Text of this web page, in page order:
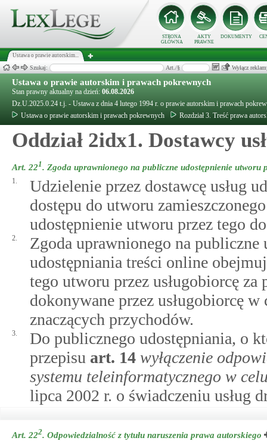
STRONA
GŁÓWNA
AKTY
PRAWNE
DOKUMENTY
Ustawa o prawie autorskim...
Szukaj: Art./§ Wyłącz
Ustawa o prawie autorskim i prawach pokrewnych
Stan prawny aktualny na dzień: 06.08.2026
Dz.U.2025.0.24 t.j. - Ustawa z dnia 4 lutego 1994 r. o prawie autorskim i prawach
Ustawa o prawie autorskim i prawach pokrewnych
Rozdział 3. Treść prawa
Oddział 2idx1. Dostawcy
Art. 221. Zgoda uprawnionego na publiczne udostępnienie utworu
1.
Udzielenie przez dostawcę usług
dostępu do utworu
udostępnienie utworu przez tego
2.
Zgoda uprawnionego na publiczne
udostępniania treści online
tego utworu przez usługobiorcę
dokonywane przez usługobiorcę
znaczących przychodów.
3.
Do publicznego udostępniania, o
przepisu art. 14 wyłączenie
systemu teleinformatycznego w
lipca 2002 r. o świadczeniu usług
Art. 222. Odpowiedzialność z tytułu naruszenia prawa autorskiego